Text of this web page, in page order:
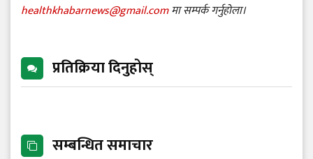
healthkhabarnews@gmail.comमा सम्पर्क गर्नुहोला।
प्रतिक्रिया दिनुहोस्
सम्बन्धित समाचार